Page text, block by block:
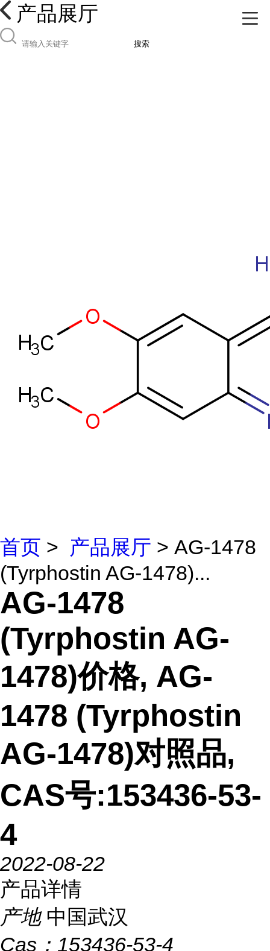
产品展厅
搜索
首页 > 产品展厅 > AG-1478
(Tyrphostin AG-1478)...
AG-1478
(Tyrphostin AG-
1478)价格, AG-
1478 (Tyrphostin
AG-1478)对照品,
CAS号:153436-53-
4
2022-08-22
产品详情
产地 中国武汉
Cas： 153436-53-4